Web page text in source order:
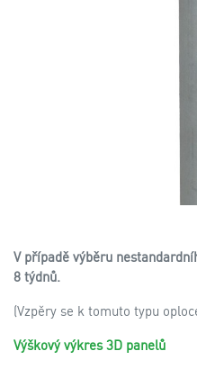
V případě výběru
8 týdnů.
(Vzpěry se k tomuto typu
Výškový výkres 3D panelů